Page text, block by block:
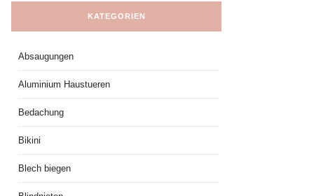
KATEGORIEN
Absaugungen
Aluminium Haustueren
Bedachung
Bikini
Blech biegen